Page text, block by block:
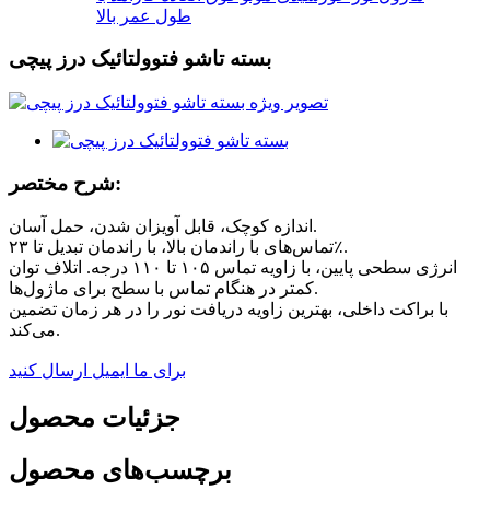
طول عمر بالا
بسته تاشو فتوولتائیک درز پیچی
شرح مختصر:
اندازه کوچک، قابل آویزان شدن، حمل آسان.
تماس‌های با راندمان بالا، با راندمان تبدیل تا ۲۳٪.
انرژی سطحی پایین، با زاویه تماس ۱۰۵ تا ۱۱۰ درجه. اتلاف توان
کمتر در هنگام تماس با سطح برای ماژول‌ها.
با براکت داخلی، بهترین زاویه دریافت نور را در هر زمان تضمین
می‌کند.
برای ما ایمیل ارسال کنید
جزئیات محصول
برچسب‌های محصول